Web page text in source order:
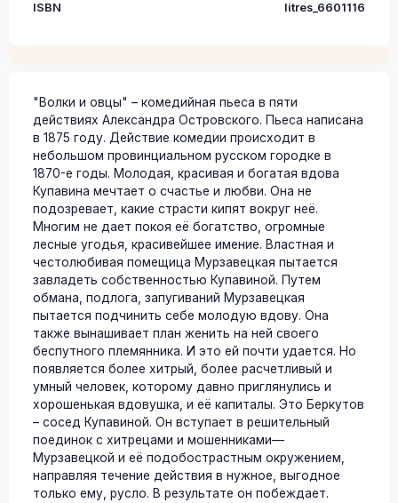
ISBN litres_6601116
"Волки и овцы" – комедийная пьеса в пяти
действиях Александра Островского. Пьеса написана
в 1875 году. Действие комедии происходит в
небольшом провинциальном русском городке в
1870-е годы. Молодая, красивая и богатая вдова
Купавина мечтает о счастье и любви. Она не
подозревает, какие страсти кипят вокруг неё.
Многим не дает покоя её богатство, огромные
лесные угодья, красивейшее имение. Властная и
честолюбивая помещица Мурзавецкая пытается
завладеть собственностью Купавиной. Путем
обмана, подлога, запугиваний Мурзавецкая
пытается подчинить себе молодую вдову. Она
также вынашивает план женить на ней своего
беспутного племянника. И это ей почти удается. Но
появляется более хитрый, более расчетливый и
умный человек, которому давно приглянулись и
хорошенькая вдовушка, и её капиталы. Это Беркутов
– сосед Купавиной. Он вступает в решительный
поединок с хитрецами и мошенниками—
Мурзавецкой и её подобострастным окружением,
направляя течение действия в нужное, выгодное
только ему, русло. В результате он побеждает.